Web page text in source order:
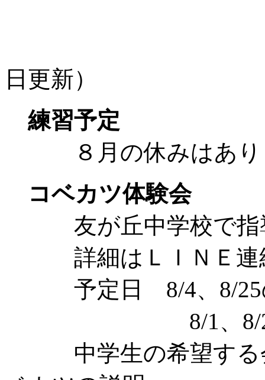
日更新）
練習予定
８月の休みはあり
コベカツ体験会
友が丘中学校で指
詳細はＬＩＮＥ連
予定日 8/4、8/25
8/1、8/29の土
中学生の希望する会